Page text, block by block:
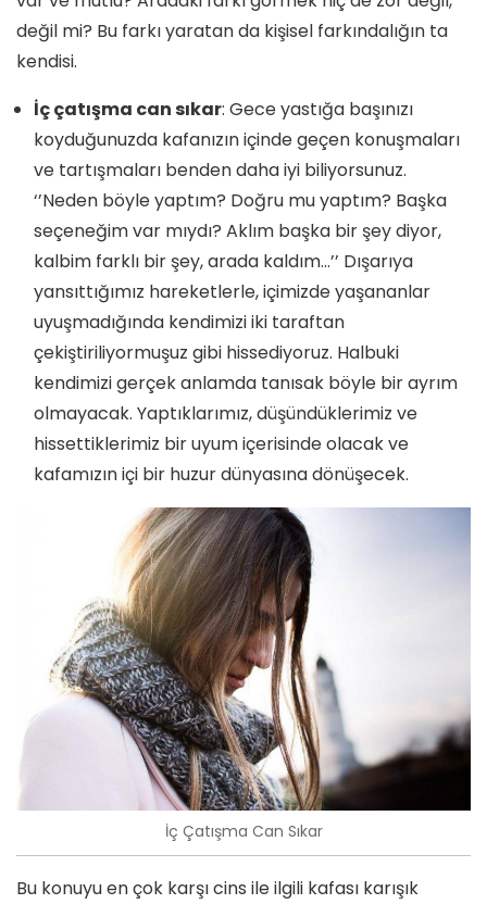
değil mi? Bu farkı yaratan da kişisel farkındalığın ta
kendisi.
İç çatışma can sıkar: Gece yastığa başınızı
koyduğunuzda kafanızın içinde geçen konuşmaları
ve tartışmaları benden daha iyi biliyorsunuz.
‘’Neden böyle yaptım? Doğru mu yaptım? Başka
seçeneğim var mıydı? Aklım başka bir şey diyor,
kalbim farklı bir şey, arada kaldım…’’ Dışarıya
yansıttığımız hareketlerle, içimizde yaşananlar
uyuşmadığında kendimizi iki taraftan
çekiştiriliyormuşuz gibi hissediyoruz. Halbuki
kendimizi gerçek anlamda tanısak böyle bir ayrım
olmayacak. Yaptıklarımız, düşündüklerimiz ve
hissettiklerimiz bir uyum içerisinde olacak ve
kafamızın içi bir huzur dünyasına dönüşecek.
İç Çatışma Can Sıkar
Bu konuyu en çok karşı cins ile ilgili kafası karışık